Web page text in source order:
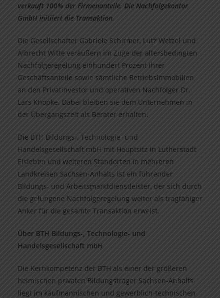
verkauft 100% der Firmenanteile. Die Nachfolgekontor
GmbH initiiert die Transaktion.
Die Gesellschafter Gabriele Schirmer, Lutz Wetzel und
Albrecht Witte veräußern im Zuge der altersbedingten
Nachfolgeregelung einhundert Prozent ihrer
Geschäftsanteile sowie sämtliche Betriebsimmobilien
an den Privatinvestor und operativen Nachfolger Dr.
Lars Knopke. Dabei bleiben sie dem Unternehmen in
der Übergangszeit als Berater erhalten.
Die BTH Bildungs-, Technologie- und
Handelsgesellschaft mbH mit Hauptsitz in Lutherstadt
Eisleben und weiteren Standorten in mehreren
Landkreisen Sachsen-Anhalts ist ein führender
Bildungs- und Arbeitsmarktdienstleister, der sich durch
die gelungene Nachfolgeregelung weiter als tragfähiger
Anker für die gesamte Transaktion erweist.
Über BTH Bildungs-, Technologie- und
Handelsgesellschaft mbH
Die Kernkompetenz der BTH als einer der größeren
heimischen privaten Bildungsträger Sachsen-Anhalts
liegt im kaufmännischen und gewerblich-technischen